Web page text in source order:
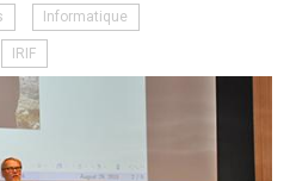
Informatique
IRIF